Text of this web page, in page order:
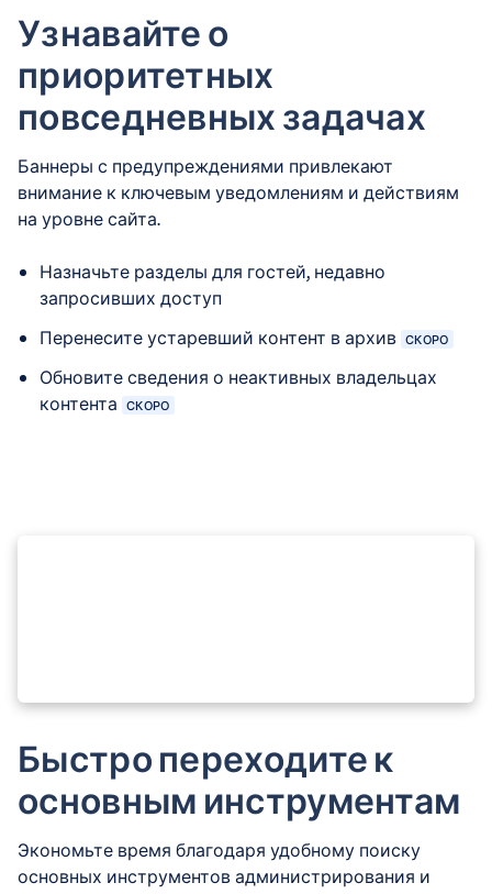
Узнавайте о
приоритетных
повседневных задачах
Баннеры с предупреждениями привлекают
внимание к ключевым уведомлениям и действиям
на уровне сайта.
Назначьте разделы для гостей, недавно
запросивших доступ
Перенесите устаревший контент в архив СКОРО
Обновите сведения о неактивных владельцах
контента СКОРО
Быстро переходите к
основным инструментам
Экономьте время благодаря удобному поиску
основных инструментов администрирования и